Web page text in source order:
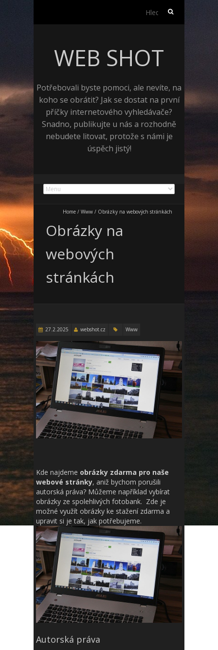
Vyhledávání
WEB SHOT
Potřebovali byste pomoci, ale nevíte, na
koho se obrátit? Jak se dostat na první
příčky internetového vyhledávače?
Snadno, publikujte u nás a rozhodně
nebudete litovat, protože s námi je
úspěch jistý!
Home / Www / Obrázky na webových stránkách
Obrázky na
webových
stránkách
27.2.2025 webshot.cz Www
Kde najdeme obrázky zdarma pro naše
webové stránky, aniž bychom porušili
autorská práva? Můžeme například vybírat
obrázky ze spolehlivých fotobank. Zde je
možné využít obrázky ke stažení zdarma a
upravit si je tak, jak potřebujeme.
Autorská práva